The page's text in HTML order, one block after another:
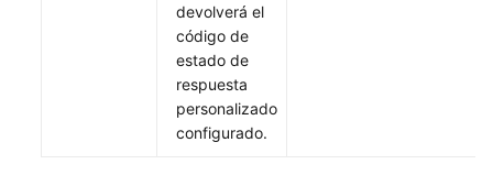
devolverá el
código de
estado de
respuesta
personalizado
configurado.